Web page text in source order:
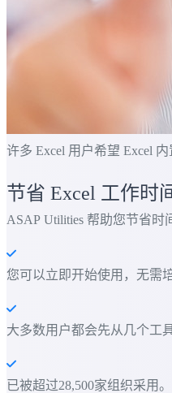
许多 Excel 用户希望 Excel
节省 Excel 工作时
ASAP Utilities 帮助您节省时
您可以立即开始使用，无需培
大多数用户都会先从几个工
已被超过28,500家组织采用。